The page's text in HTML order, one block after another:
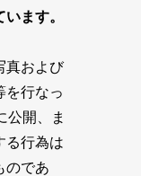
ます。
真および
を行なっ
公開、ま
る行為は
のであ